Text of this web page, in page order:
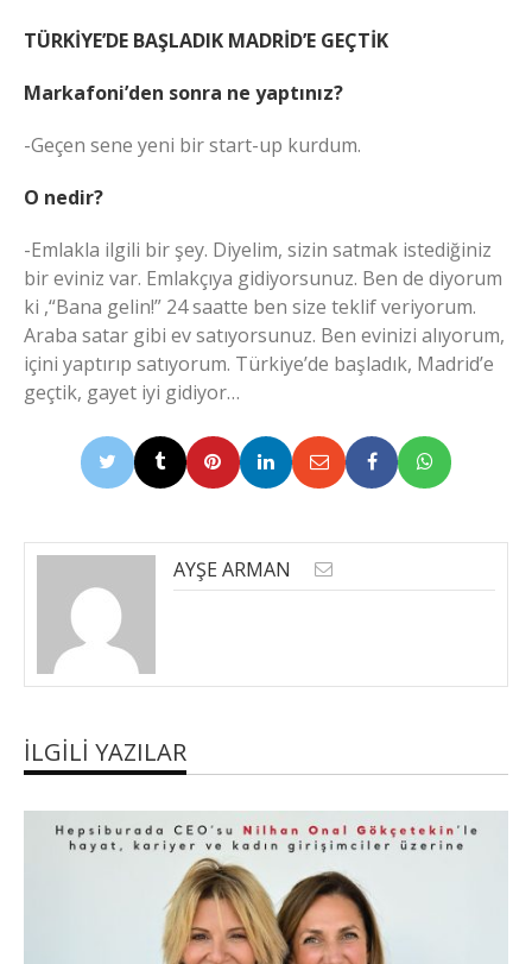
TÜRKİYE’DE BAŞLADIK MADRİD’E GEÇTİK
Markafoni’den sonra ne yaptınız?
-Geçen sene yeni bir start-up kurdum.
O nedir?
-Emlakla ilgili bir şey. Diyelim, sizin satmak istediğiniz
bir eviniz var. Emlakçıya gidiyorsunuz. Ben de diyorum
ki ,“Bana gelin!” 24 saatte ben size teklif veriyorum.
Araba satar gibi ev satıyorsunuz. Ben evinizi alıyorum,
içini yaptırıp satıyorum. Türkiye’de başladık, Madrid’e
geçtik, gayet iyi gidiyor…
AYŞE ARMAN
İLGILI YAZILAR